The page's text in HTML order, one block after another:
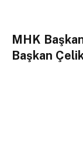
MHK
Başkan